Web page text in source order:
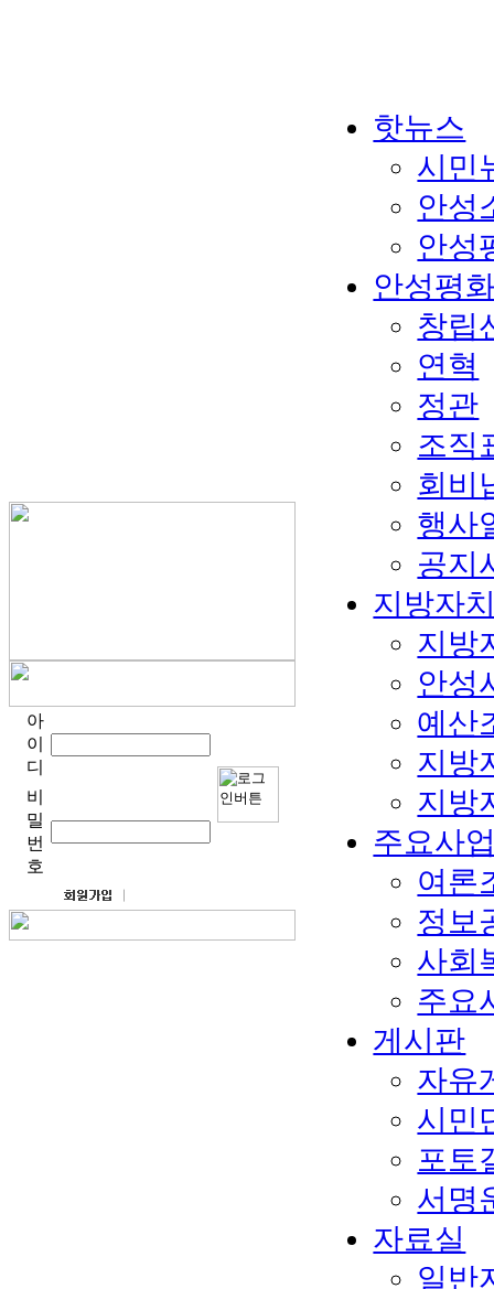
아
이
디
비
밀
번
호
핫뉴스
시민
안성
안성
안성평
창립
연혁
정관
조직
회비
행사
공지
지방자
지방
안성
예산
지방
지방
주요사
여론
정보
사회
주요
게시판
자유
시민
포토
서명
자료실
일반